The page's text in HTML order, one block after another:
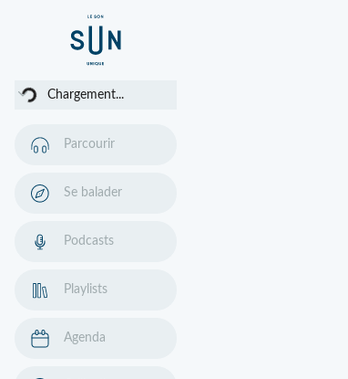
Chargement...
Parcourir
Se balader
Podcasts
Playlists
Agenda